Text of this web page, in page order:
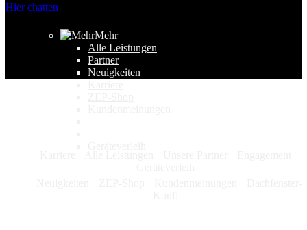
Mehr
Alle Leistungen
Partner
Neuigkeiten
Hier chatten